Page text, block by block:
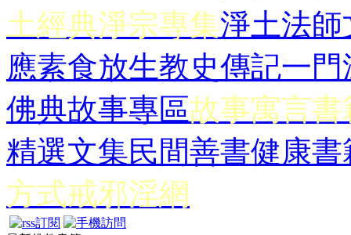
土經典淨宗專集淨土法師
應素食放生教史傳記一門
佛典故事專區故事寓言書
精選文集民間善書健康書
方式戒邪淫網